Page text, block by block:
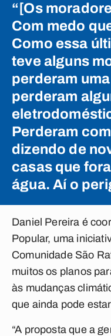
“[Os
Com medo
Como essa
teve alguns
perderam
perderam
Perderam
dizendo de
casas que
água. Aí o
Daniel Pereira é
Popular, uma
Comunidade São
muitos os planos
às mudanças
que ainda pode
“A proposta que a